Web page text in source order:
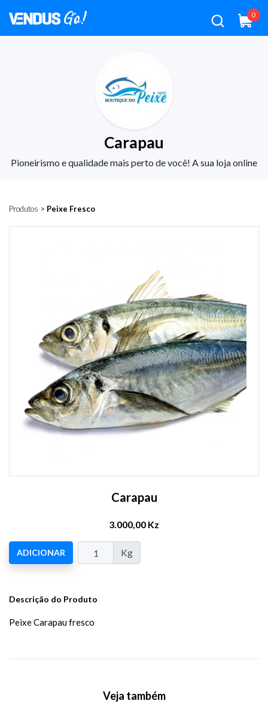
0
Carapau
Pioneirismo e qualidade mais perto de você! A sua loja online
Produtos > Peixe Fresco
Carapau
3.000,00 Kz
ADICIONAR Kg
Descrição do Produto
Peixe Carapau fresco
Veja também